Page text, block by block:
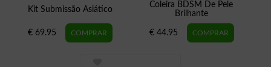
Kit Submissão Asiático
€ 69.95
Coleira BDSM De Pele
Brilhante
€ 44.95